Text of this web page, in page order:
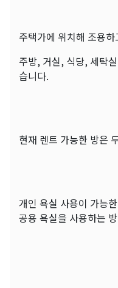
주택가에 위치해 조용
주방, 거실, 식당, 세탁
습니다.
현재 렌트 가능한 방은
개인 욕실 사용이 가능
공용 욕실을 사용하는 방